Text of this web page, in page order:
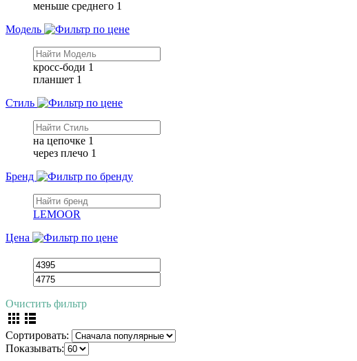
меньше среднего 1
Модель
кросс-боди 1
планшет 1
Стиль
на цепочке 1
через плечо 1
Бренд
LEMOOR
Цена
Очистить фильтр
Сортировать:
Показывать: